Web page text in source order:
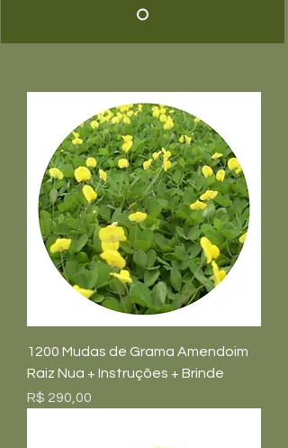
1200 Mudas de Grama Amendoim
Raiz Nua + Instruções + Brinde
Preço
R$ 290,00